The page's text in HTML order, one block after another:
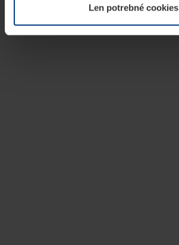
našej webovej stránky.Len potrebné cookies